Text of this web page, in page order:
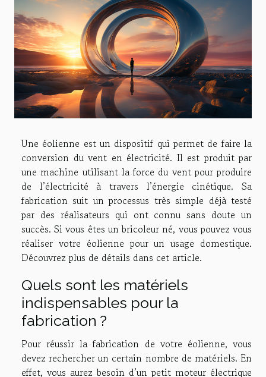
Une éolienne est un dispositif qui permet de faire la
conversion du vent en électricité. Il est produit par
une machine utilisant la force du vent pour produire
de l’électricité à travers l’énergie cinétique. Sa
fabrication suit un processus très simple déjà testé
par des réalisateurs qui ont connu sans doute un
succès. Si vous êtes un bricoleur né, vous pouvez vous
réaliser votre éolienne pour un usage domestique.
Découvrez plus de détails dans cet article.
Quels sont les matériels
indispensables pour la
fabrication ?
Pour réussir la fabrication de votre éolienne, vous
devez rechercher un certain nombre de matériels. En
effet, vous aurez besoin d’un petit moteur électrique